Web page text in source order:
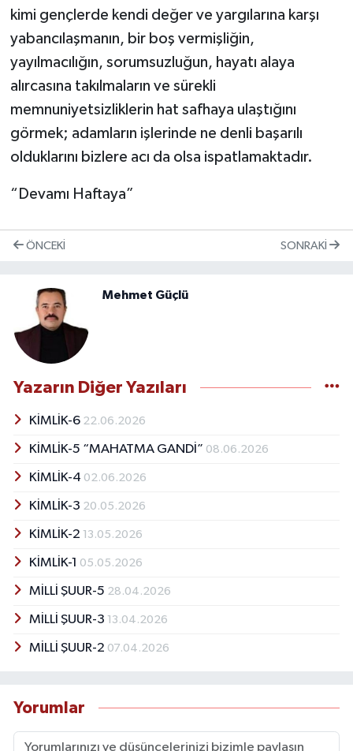
kimi gençlerde kendi değer ve yargılarına karşı
yabancılaşmanın, bir boş vermişliğin,
yayılmacılığın, sorumsuzluğun, hayatı alaya
alırcasına takılmaların ve sürekli
memnuniyetsizliklerin hat safhaya ulaştığını
görmek; adamların işlerinde ne denli başarılı
olduklarını bizlere acı da olsa ispatlamaktadır.
“Devamı Haftaya”
ÖNCEKI SONRAKI
Mehmet Güçlü
Yazarın Diğer Yazıları
KİMLİK-6 22.06.2026
KİMLİK-5 “MAHATMA GANDİ” 08.06.2026
KİMLİK-4 02.06.2026
KİMLİK-3 20.05.2026
KİMLİK-2 13.05.2026
KİMLİK-1 05.05.2026
MİLLİ ŞUUR-5 28.04.2026
MİLLİ ŞUUR-3 13.04.2026
MİLLİ ŞUUR-2 07.04.2026
Yorumlar